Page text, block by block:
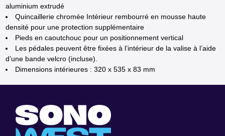
aluminium extrudé
Quincaillerie chromée Intérieur rembourré en mousse haute
densité pour une protection supplémentaire
Pieds en caoutchouc pour un positionnement vertical
Les pédales peuvent être fixées à l’intérieur de la valise à l’aide
d’une bande velcro (incluse).
Dimensions intérieures : 320 x 535 x 83 mm